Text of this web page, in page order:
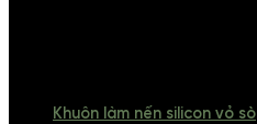
Khuôn làm nến silicon vỏ sò